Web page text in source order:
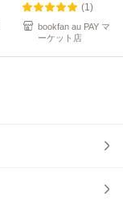
(1)
bookfan au PAY マ
ーケット店